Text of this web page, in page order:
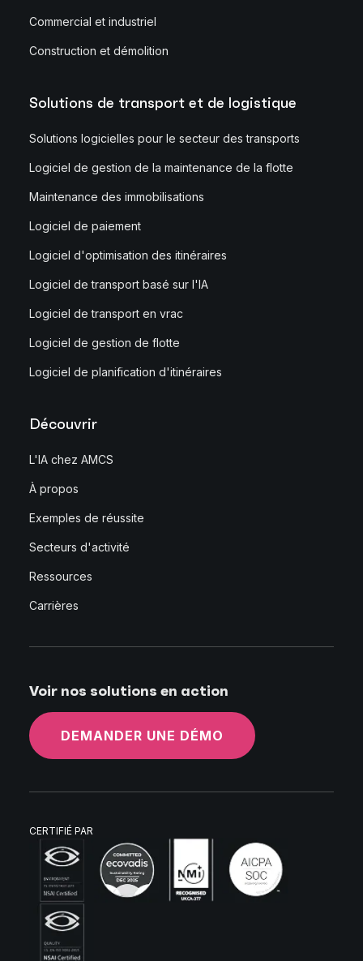
Commercial et industriel
Construction et démolition
Solutions de transport et de logistique
Solutions logicielles pour le secteur des transports
Logiciel de gestion de la maintenance de la flotte
Maintenance des immobilisations
Logiciel de paiement
Logiciel d'optimisation des itinéraires
Logiciel de transport basé sur l'IA
Logiciel de transport en vrac
Logiciel de gestion de flotte
Logiciel de planification d'itinéraires
Découvrir
L'IA chez AMCS
À propos
Exemples de réussite
Secteurs d'activité
Ressources
Carrières
Voir nos solutions en action
DEMANDER UNE DÉMO
CERTIFIÉ PAR